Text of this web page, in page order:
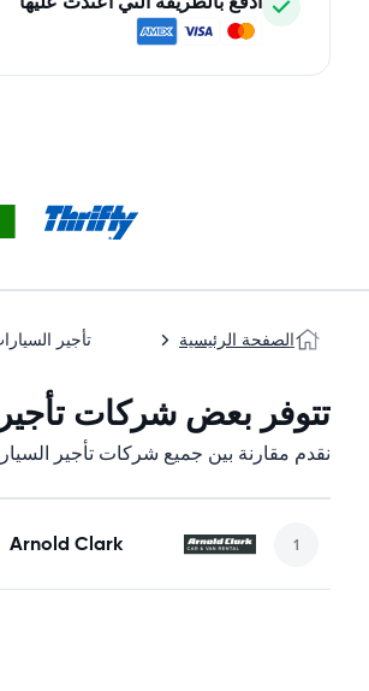
الصفحة الرئيسية تأجير
تتوفر بعض شركات تأجير
نقدم مقارنة بين جميع شركات تأجير
Arnold Clark